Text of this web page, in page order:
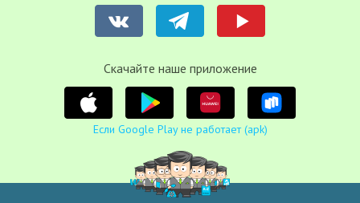
Cкачайте наше приложение
Если Google Play не работает (apk)